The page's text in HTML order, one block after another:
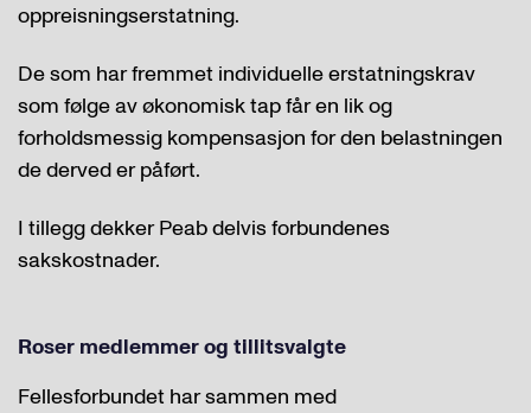
oppreisningserstatning.
De som har fremmet individuelle erstatningskrav
som følge av økonomisk tap får en lik og
forholdsmessig kompensasjon for den belastningen
de derved er påført.
I tillegg dekker Peab delvis forbundenes
sakskostnader.
Roser medlemmer og tillitsvalgte
Fellesforbundet har sammen med